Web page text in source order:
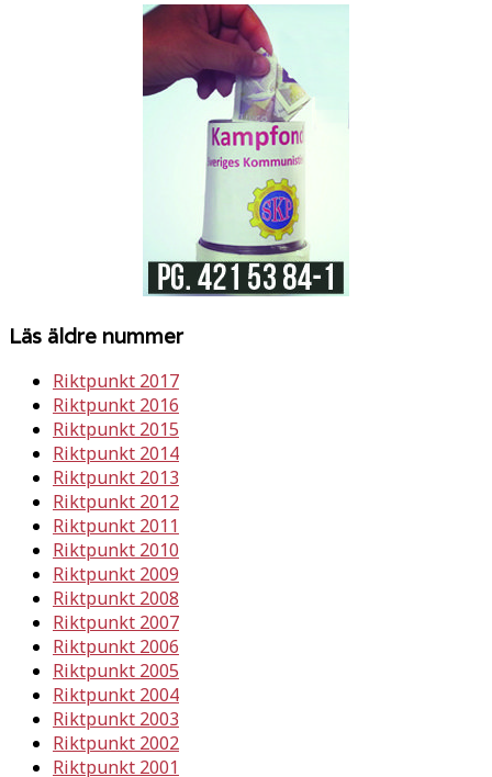
Läs äldre nummer
Riktpunkt 2017
Riktpunkt 2016
Riktpunkt 2015
Riktpunkt 2014
Riktpunkt 2013
Riktpunkt 2012
Riktpunkt 2011
Riktpunkt 2010
Riktpunkt 2009
Riktpunkt 2008
Riktpunkt 2007
Riktpunkt 2006
Riktpunkt 2005
Riktpunkt 2004
Riktpunkt 2003
Riktpunkt 2002
Riktpunkt 2001